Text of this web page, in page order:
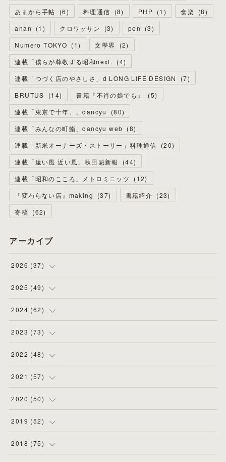
あまから手帖
(6) 料理通信 (8) PHP (1 ) 食楽 (8)
anan
(1 ) クロワッサン (3) pen (3)
Numero TOKYO (1) 文學界 (2)
連載「僕らが尊敬する昭和next.
(4)
連載「つづく店のやさしさ」d LONG LIFE DESIGN
(7)
BRUTUS
(14) 書籍『不肖の娘でも』 (5)
連載「東京で十年。」dancyu
(80)
連載「みんなの町鮨」dancyu web (8)
連載「新米オーナーズ・ストーリー」料理通信
(20)
連載「遠い風 近い風」秋田魁新報
(44)
連載「昭和のこころ」メトロミニッツ
(12)
『変わらない店』making
(37) 書籍紹介 (23)
寄稿 (62)
アーカイブ
2026 (37)
(4)
(8)
(2)
( 11
2025 (49)
(3)
(4)
(3)
(4)
2024 (62)
(4)
(5)
(5)
(3 )
2023 (73)
(8)
(6)
(7)
(5)
2022 (48)
(4)
(4)
(5)
(4)
2021 (57)
(6)
(8)
(2)
2020 (50)
(2)
(4)
2019 (52)
(10
2018 (75)